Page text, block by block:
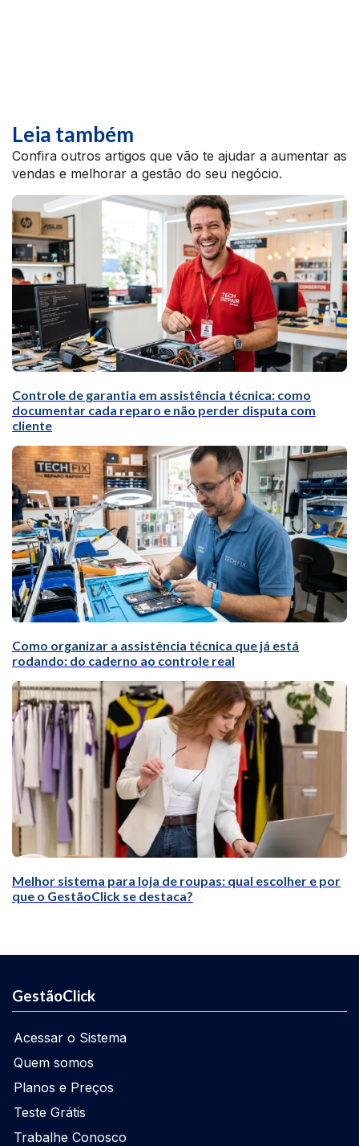
Leia também
Confira outros artigos que vão te ajudar a aumentar as
vendas e melhorar a gestão do seu negócio.
Controle de garantia em assistência técnica: como
documentar cada reparo e não perder disputa com
cliente
Como organizar a assistência técnica que já está
rodando: do caderno ao controle real
Melhor sistema para loja de roupas: qual escolher e por
que o GestãoClick se destaca?
GestãoClick
Acessar o Sistema
Quem somos
Planos e Preços
Teste Grátis
Trabalhe Conosco